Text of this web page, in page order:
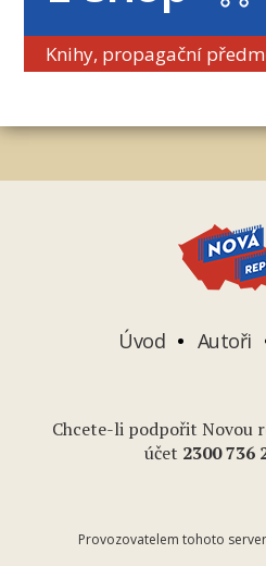
Knihy, propagační
Úvod Autoři
Chcete-li podpořit Novou
účet 2300 736
Provozovatelem tohoto